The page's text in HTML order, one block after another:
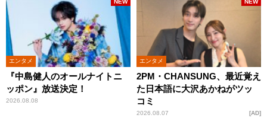
エンタメ
『中島健人のオールナイトニ
ッポン』放送決定！
2026.08.08
NEW
エンタメ
2PM・CHANSUNG、最近覚え
た日本語に大沢あかねがツッ
コミ
2026.08.07
NEW
AD